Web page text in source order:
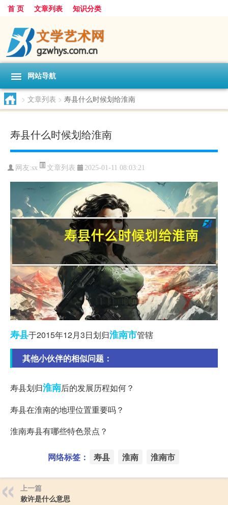
首 页 文章列表 知识分类
网站导航
> 文章列表 > 寿县什么时候划给淮南
寿县什么时候划给淮南
网友:sx 文章列表 2025-01-11 08:03:21
寿县于2015年12月3日划归淮南市管辖
其他小伙伴的相似问题：
寿县划归淮南后的发展历程如何？
寿县在淮南的地理位置重要吗？
淮南寿县有哪些特色景点？
网络标签： 寿县 淮南 淮南市
上一篇
敕许是什么意思